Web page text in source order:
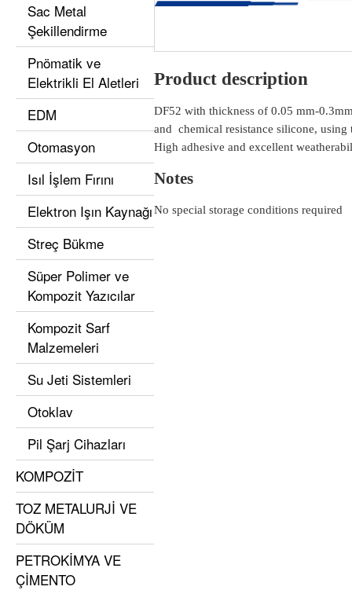
Product description
DF52 with thickness of 0.05 mm-
and chemical resistance silicone,
High adhesive and excellent
Notes
No special storage conditions required
Sac Metal
Şekillendirme
Pnömatik ve
Elektrikli El Aletleri
EDM
Otomasyon
Isıl İşlem Fırını
Elektron Işın Kaynağı
Streç Bükme
Süper Polimer ve
Kompozit Yazıcılar
Kompozit Sarf
Malzemeleri
Su Jeti Sistemleri
Otoklav
Pil Şarj Cihazları
KOMPOZİT
TOZ METALURJİ VE
DÖKÜM
PETROKİMYA VE
ÇİMENTO